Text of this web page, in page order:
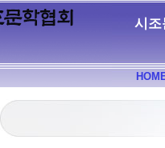
시조